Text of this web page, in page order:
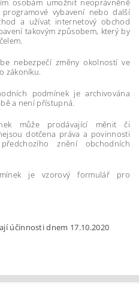
osobám umožnit neoprávněně
vybavení nebo další
a užívat internetový obchod
takovým způsobem, který by
nebezpečí změny okolností ve
zákoníku.
podmínek je archivována
a není přístupná.
může prodávající měnit či
dotčena práva a povinnosti
znění obchodních
je vzorový formulář pro
účinnosti dnem 17.10.2020